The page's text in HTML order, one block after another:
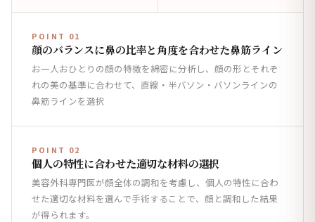
POINT 01
顔のバランスに鼻の比率と角度を合わせた鼻筋ライン
お一人おひとりの顔の特徴を綿密に分析し、顔の形とそれぞ
れの美の基準に合わせて、直線・半バソン・バソンラインの
鼻筋ラインを選択
POINT 02
個人の特性に合わせた適切な材料の選択
美容外科専門医が顔全体の調和を考慮し、個人の特性に合わ
せた適切な材料を選んで手術することで、顔と調和した結果
が得られます。